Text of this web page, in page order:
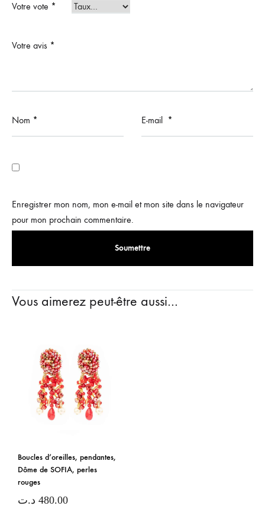
Votre vote *
Votre avis *
Nom * E-mail *
Enregistrer mon nom, mon e-mail et mon site dans le navigateur
pour mon prochain commentaire.
Vous aimerez peut-être aussi…
Boucles d’oreilles, pendantes,
Dôme de SOFIA, perles
rouges
480.00 د.ت